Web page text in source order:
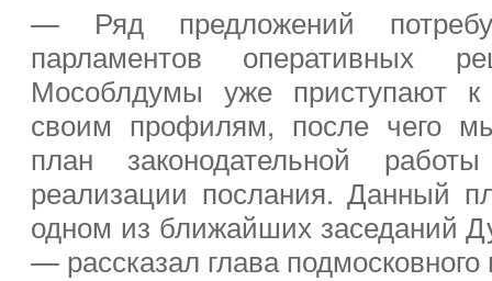
— Ряд предложений
парламентов оперативных
Мособлдумы уже приступают
своим профилям, после чего
план законодательной
реализации послания. Данный
одном из ближайших заседаний
— рассказал глава